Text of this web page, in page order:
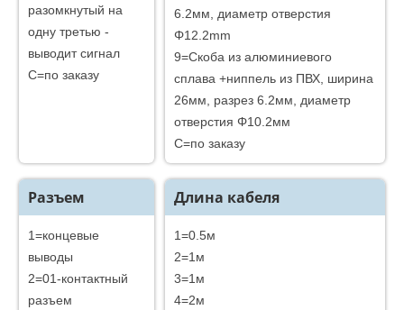
разомкнутый на
одну третью -
выводит сигнал
C=по заказу
6.2мм, диаметр отверстия
Φ12.2mm
9=Скоба из алюминиевого
сплава +ниппель из ПВХ, ширина
26мм, разрез 6.2мм, диаметр
отверстия Φ10.2мм
C=по заказу
Разъем
1=концевые
выводы
2=01-контактный
разъем
Длина кабеля
1=0.5м
2=1м
3=1м
4=2м